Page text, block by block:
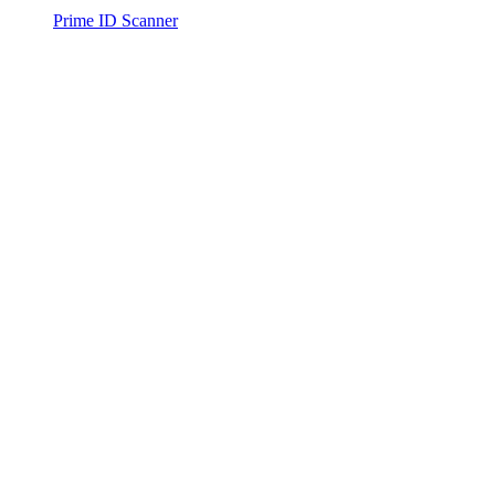
Prime ID Scanner